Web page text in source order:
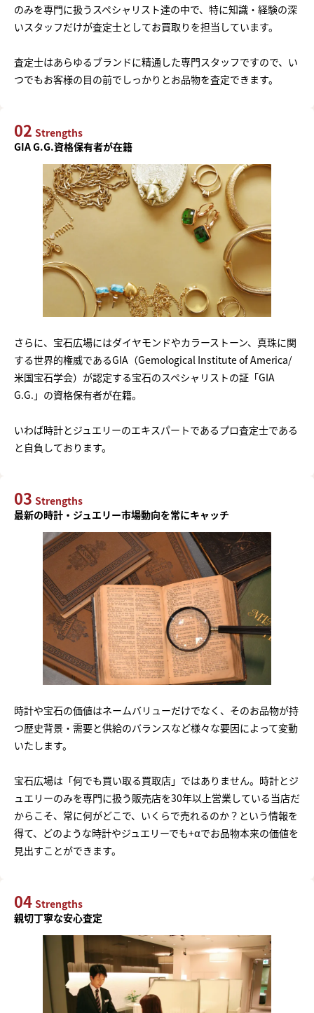
のみを専門に扱うスペシャリスト達の中で、特に知識・経験の深
いスタッフだけが査定士としてお買取りを担当しています。
査定士はあらゆるブランドに精通した専門スタッフですので、い
つでもお客様の目の前でしっかりとお品物を査定できます。
02 Strengths
GIA G.G.資格保有者が在籍
さらに、宝石広場にはダイヤモンドやカラーストーン、真珠に関
する世界的権威であるGIA（Gemological Institute of America/
米国宝石学会）が認定する宝石のスペシャリストの証「GIA
G.G.」の資格保有者が在籍。
いわば時計とジュエリーのエキスパートであるプロ査定士である
と自負しております。
03 Strengths
最新の時計・ジュエリー市場動向を常にキャッチ
時計や宝石の価値はネームバリューだけでなく、そのお品物が持
つ歴史背景・需要と供給のバランスなど様々な要因によって変動
いたします。
宝石広場は「何でも買い取る買取店」ではありません。時計とジ
ュエリーのみを専門に扱う販売店を30年以上営業している当店だ
からこそ、常に何がどこで、いくらで売れるのか？という情報を
得て、どのような時計やジュエリーでも+αでお品物本来の価値を
見出すことができます。
04 Strengths
親切丁寧な安心査定
まずは
かんたん30秒でお試し査定